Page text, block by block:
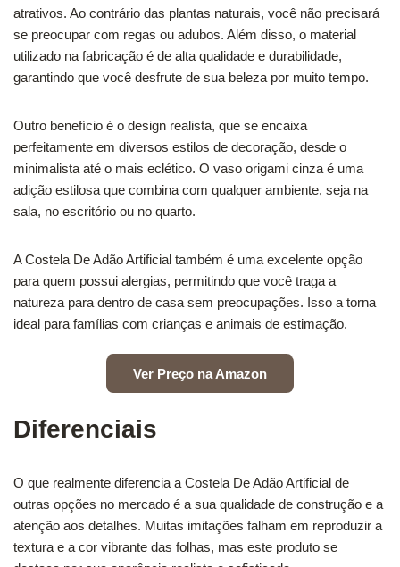
atrativos. Ao contrário das plantas naturais, você não precisará
se preocupar com regas ou adubos. Além disso, o material
utilizado na fabricação é de alta qualidade e durabilidade,
garantindo que você desfrute de sua beleza por muito tempo.
Outro benefício é o design realista, que se encaixa
perfeitamente em diversos estilos de decoração, desde o
minimalista até o mais eclético. O vaso origami cinza é uma
adição estilosa que combina com qualquer ambiente, seja na
sala, no escritório ou no quarto.
A Costela De Adão Artificial também é uma excelente opção
para quem possui alergias, permitindo que você traga a
natureza para dentro de casa sem preocupações. Isso a torna
ideal para famílias com crianças e animais de estimação.
Ver Preço na Amazon
Diferenciais
O que realmente diferencia a Costela De Adão Artificial de
outras opções no mercado é a sua qualidade de construção e a
atenção aos detalhes. Muitas imitações falham em reproduzir a
textura e a cor vibrante das folhas, mas este produto se